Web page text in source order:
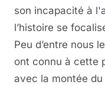
son incapacité à
l’histoire se
Peu d’entre nous
ont connu à cette
avec la montée